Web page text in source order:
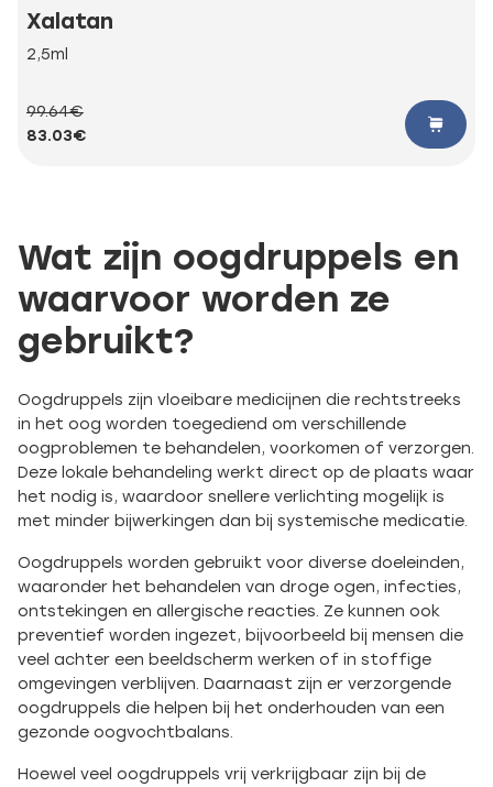
Xalatan
2,5ml
99.64€
83.03€
Wat zijn oogdruppels en
waarvoor worden ze
gebruikt?
Oogdruppels zijn vloeibare medicijnen die rechtstreeks
in het oog worden toegediend om verschillende
oogproblemen te behandelen, voorkomen of verzorgen.
Deze lokale behandeling werkt direct op de plaats waar
het nodig is, waardoor snellere verlichting mogelijk is
met minder bijwerkingen dan bij systemische medicatie.
Oogdruppels worden gebruikt voor diverse doeleinden,
waaronder het behandelen van droge ogen, infecties,
ontstekingen en allergische reacties. Ze kunnen ook
preventief worden ingezet, bijvoorbeeld bij mensen die
veel achter een beeldscherm werken of in stoffige
omgevingen verblijven. Daarnaast zijn er verzorgende
oogdruppels die helpen bij het onderhouden van een
gezonde oogvochtbalans.
Hoewel veel oogdruppels vrij verkrijgbaar zijn bij de